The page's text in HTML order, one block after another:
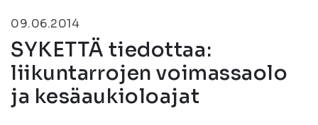
09.06.2014
SYKETTÄ tiedottaa:
liikuntarrojen voimassaolo
ja kesäaukioloajat